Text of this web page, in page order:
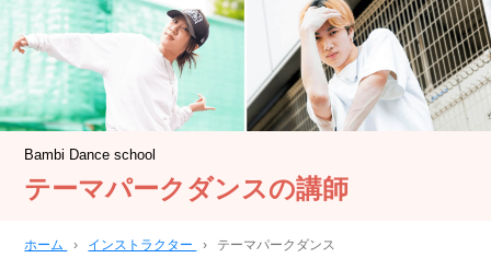
Bambi Dance school
テーマパークダンスの講師
ホーム › インストラクター › テーマパークダンス